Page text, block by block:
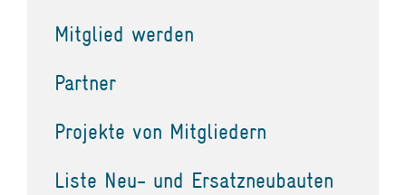
Mitglied werden
Partner
Projekte von Mitgliedern
Liste Neu- und Ersatzneubauten